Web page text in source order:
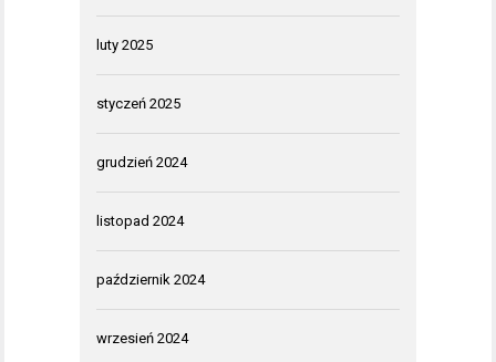
luty 2025
styczeń 2025
grudzień 2024
listopad 2024
październik 2024
wrzesień 2024